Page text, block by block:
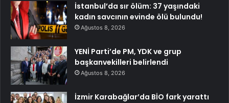
İstanbul’da sır ölüm: 37 yaşındaki
kadın savcının evinde ölü bulundu!
Ağustos 8, 2026
YENİ Parti’de PM, YDK ve grup
başkanvekilleri belirlendi
Ağustos 8, 2026
İzmir Karabağlar’da BİO fark yarattı